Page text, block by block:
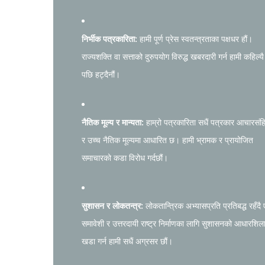
निर्भीक पत्रकारिता: हामी पूर्ण प्रेस स्वतन्त्रताका पक्षधर हौं।
राज्यशक्ति वा सत्ताको दुरुपयोग विरुद्ध खबरदारी गर्न हामी कहिल्यै
पछि हट्दैनौं।
नैतिक मूल्य र मान्यता: हाम्रो पत्रकारिता सधैं पत्रकार
र उच्च नैतिक मूल्यमा आधारित छ। हामी भ्रामक र प्रायोजित
समाचारको कडा विरोध गर्दछौं।
सुशासन र लोकतन्त्र: लोकतान्त्रिक अभ्यासप्रति प्रतिबद्ध रहँदै
समावेशी र उत्तरदायी राष्ट्र निर्माणका लागि सुशासनको आधारशिला
खडा गर्न हामी सधैं अग्रसर छौं।